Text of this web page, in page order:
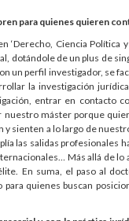
para quienes quieren
Ciencia Política
dotándole de un plus de
un perfil investigador, se
la investigación
entrar en contacto
máster porque
sienten a lo largo de
las salidas profesionales
Más allá de
En suma, el paso al
quienes buscan